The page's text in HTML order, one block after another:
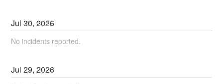
Jul30,2026
No incidents reported.
Jul29,2026